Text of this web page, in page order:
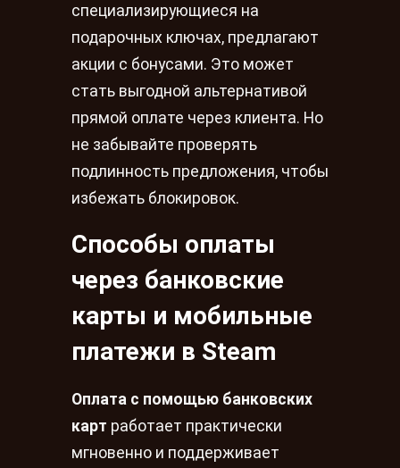
специализирующиеся на
подарочных ключах, предлагают
акции с бонусами. Это может
стать выгодной альтернативой
прямой оплате через клиента. Но
не забывайте проверять
подлинность предложения, чтобы
избежать блокировок.
Способы оплаты
через банковские
карты и мобильные
платежи в Steam
Оплата с помощью банковских
карт работает практически
мгновенно и поддерживает